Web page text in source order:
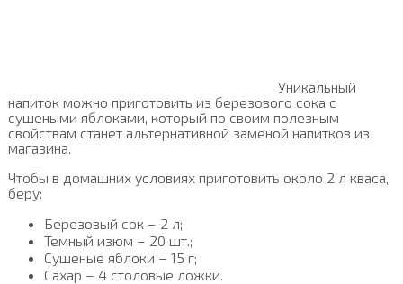
Уникальный
напиток можно приготовить из березового сока с
сушеными яблоками, который по своим полезным
свойствам станет альтернативной заменой напитков из
магазина.
Чтобы в домашних условиях приготовить около 2 л кваса,
беру:
Березовый сок – 2 л;
Темный изюм – 20 шт.;
Сушеные яблоки – 15 г;
Сахар – 4 столовые ложки.